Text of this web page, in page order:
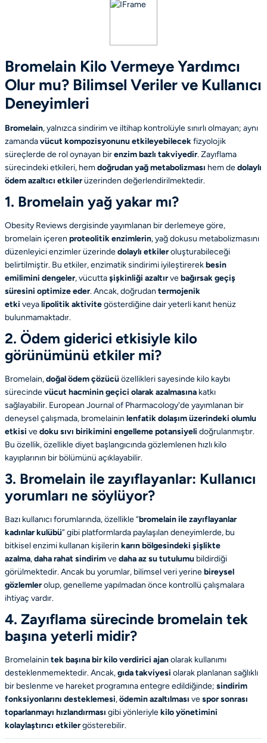
Bromelain Kilo Vermeye Yardımcı
Olur mu? Bilimsel Veriler ve Kullanıcı
Deneyimleri
Bromelain, yalnızca sindirim ve iltihap kontrolüyle sınırlı olmayan; aynı
zamandavücut kompozisyonunu etkileyebilecekfizyolojik
süreçlerde de rol oynayan birenzim bazlı takviyedir. Zayıflama
sürecindeki etkileri, hemdoğrudan yağ metabolizması hem dedolaylı
ödem azaltıcı etkilerüzerinden değerlendirilmektedir.
1. Bromelain yağ yakar mı?
Obesity Reviews dergisinde yayımlanan bir derlemeye göre,
bromelain içeren proteolitik enzimlerin, yağ dokusu metabolizmasını
düzenleyici enzimler üzerindedolaylı etkileroluşturabileceği
belirtilmiştir. Bu etkiler, enzimatik sindirimi iyileştirerekbesin
emilimini dengeler, vücuttaşişkinliği azaltırvebağırsak geçiş
süresini optimize eder. Ancak, doğrudan termojenik
etki veyalipolitik aktivitegösterdiğine dair yeterli kanıt henüz
bulunmamaktadır.
2. Ödem giderici etkisiyle kilo
görünümünü etkiler mi?
Bromelain,doğal ödem çözücüözellikleri sayesinde kilo kaybı
sürecindevücut hacminin geçici olarak azalmasına katkı
sağlayabilir. European Journal of Pharmacology'de yayımlanan bir
deneysel çalışmada, bromelainin lenfatik dolaşım üzerindeki olumlu
etkisi vedoku sıvı birikimini engelleme potansiyeli doğrulanmıştır.
Bu özellik, özellikle diyet başlangıcında gözlemlenen hızlı kilo
kayıplarının bir bölümünü açıklayabilir.
3. Bromelain ile zayıflayanlar: Kullanıcı
yorumları ne söylüyor?
Bazı kullanıcı forumlarında, özellikle “bromelain ile zayıflayanlar
kadınlar kulübü” gibi platformlarda paylaşılan deneyimlerde, bu
bitkisel enzimi kullanan kişilerin karın bölgesindeki şişlikte
azalma,daha rahat sindirimvedaha az su tutulumu bildirdiği
görülmektedir. Ancak bu yorumlar, bilimsel veri yerinebireysel
gözlemlerolup, genelleme yapılmadan önce kontrollü çalışmalara
ihtiyaç vardır.
4. Zayıflama sürecinde bromelain tek
başına yeterli midir?
Bromelainin tek başına bir kilo verdirici ajanolarak kullanımı
desteklenmemektedir. Ancak,gıda takviyesi olarak planlanan sağlıklı
bir beslenme ve hareket programına entegre edildiğinde; sindirim
fonksiyonlarını desteklemesi,ödemin azaltılması vespor sonrası
toparlanmayı hızlandırması gibi yönleriylekilo yönetimini
kolaylaştırıcı etkilergösterebilir.